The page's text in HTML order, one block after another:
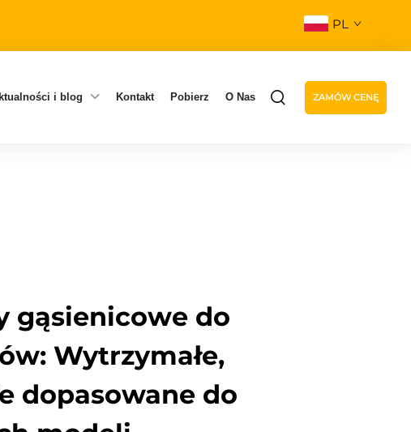
PL
i blog Kontakt Pobierz O Nas ZAMÓW CENĘ
gąsienicowe do
Wytrzymałe,
dopasowane do